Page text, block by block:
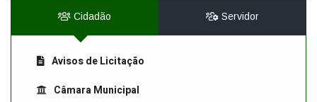
Cidadão Servidor
Avisos de Licitação
Câmara Municipal